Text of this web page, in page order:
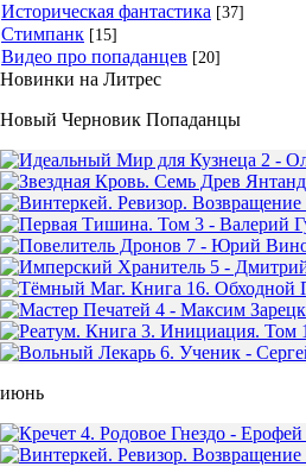
Историческая фантастика [37]
Стимпанк [15]
Видео про попаданцев [20]
Новинки на Литрес
Новый Черновик Попаданцы
июнь